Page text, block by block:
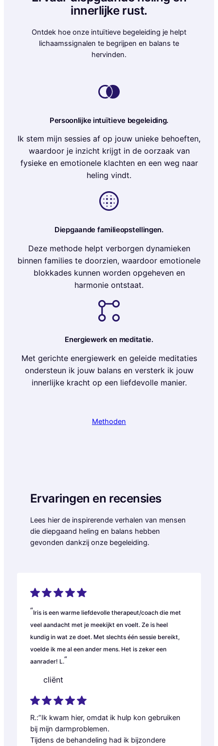
innerlijke rust.
Ontdek hoe onze intuïtieve begeleiding je helpt
lichaamssignalen te begrijpen en balans te
hervinden.
Persoonlijke intuïtieve begeleiding.
Ik stem mijn sessies af op jouw unieke behoeften,
waardoor je inzicht krijgt in de oorzaak van
fysieke en emotionele klachten en een weg naar
heling vindt.
Diepgaande familieopstellingen.
Deze methode helpt verborgen dynamieken
binnen families te doorzien, waardoor emotionele
blokkades kunnen worden opgeheven en
harmonie ontstaat.
Energiewerk en meditatie.
Met gerichte energiewerk en geleide meditaties
ondersteun ik jouw balans en versterk ik jouw
innerlijke kracht op een liefdevolle manier.
Methoden
Ervaringen en recensies
Lees hier de inspirerende verhalen van mensen
die diepgaand heling en balans hebben
gevonden dankzij onze begeleiding.
“Iris is een warme liefdevolle therapeut/coach die met
veel aandacht met je meekijkt en voelt. Ze is heel
kundig in wat ze doet. Met slechts één sessie bereikt,
voelde ik me al een ander mens. Het is zeker een
aanrader! L.“
cliënt
R.:”Ik kwam hier, omdat ik hulp kon gebruiken
bij mijn darmproblemen.
Tijdens de behandeling had ik bijzondere